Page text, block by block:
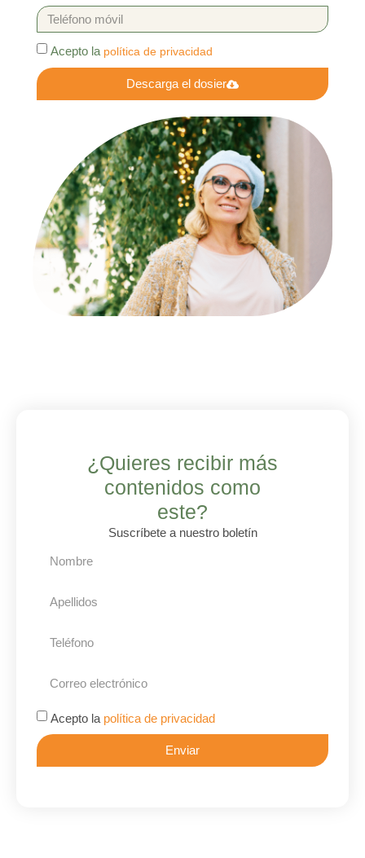
Acepto la política de privacidad
Descarga el dosier
¿Quieres recibir más
contenidos como
este?
Suscríbete a nuestro boletín
Acepto la política de privacidad
Enviar